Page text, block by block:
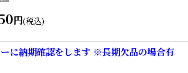
円(税込)
に納期確認をします ※長期欠品の場合有